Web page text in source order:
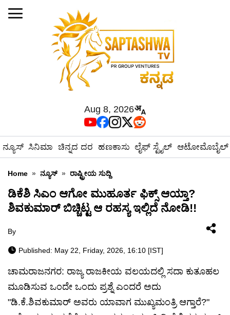
Aug 8, 2026
ನ್ಯೂಸ್ ಸಿನಿಮಾ ಚಿನ್ನದ ದರ ಹಣಕಾಸು ಲೈಫ್ ಸ್ಟೈಲ್ ಆಟೋಮೊಬೈಲ್
Home » ನ್ಯೂಸ್ » ರಾಷ್ಟ್ರೀಯ ಸುದ್ದಿ
ಡಿಕೆಶಿ ಸಿಎಂ ಆಗೋ ಮುಹೂರ್ತ ಫಿಕ್ಸ್ ಆಯ್ತಾ?
ಶಿವಕುಮಾರ್ ಬಿಚ್ಚಿಟ್ಟ ಆ ರಹಸ್ಯ ಇಲ್ಲಿದೆ ನೋಡಿ!!
By
Published: May 22, Friday, 2026, 16:10 [IST]
ಚಾಮರಾಜನಗರ: ರಾಜ್ಯ ರಾಜಕೀಯ ವಲಯದಲ್ಲಿ ಸದಾ ಕುತೂಹಲ
ಮೂಡಿಸುವ ಒಂದೇ ಒಂದು ಪ್ರಶ್ನೆ ಎಂದರೆ ಅದು
"ಡಿ.ಕೆ.ಶಿವಕುಮಾರ್ ಅವರು ಯಾವಾಗ ಮುಖ್ಯಮಂತ್ರಿ ಆಗ್ತಾರೆ?"